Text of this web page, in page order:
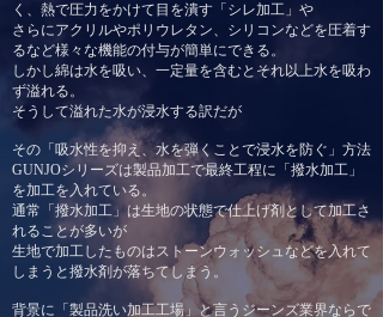
く、熱で圧力をかけて目を潰す「シレ加工」や
さらにアクリルやポリウレタン、シリコンなどを圧着す
るなど様々な機能の付与が簡単にできる。
しかし綿は水を吸い、一定量を含むとそれ以上水を吸わ
ず溢れる。
そうして溢れた水が浸水する訳だが
その「吸水性を抑え、水を弾くことで浸水を防ぐ」方法
GUNJOシリーズは製品加工で最終工程に「撥水加工」
を加工を入れている。​
通常「撥水加工」は生地の状態で仕上げ剤として加工さ
れることが多いが
生地で加工したものはストーンウォッシュなどを入れて
しまうと撥水剤が落ちてしまう。
背景に「製品洗い加工工場」と言うジーンズ業界ならで